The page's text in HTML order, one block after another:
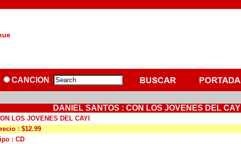
CANCION
DANIEL SANTOS : CON LOS JOVENES DEL CAYI
LOS JOVENES DEL CAYI
: $12.99
: CD